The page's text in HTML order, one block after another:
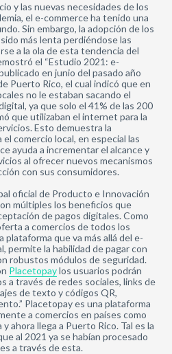
y las nuevas necesidades de los
el e-commerce ha tenido una
Sin embargo, la adopción de los
más lenta perdiéndose las
a la ola de esta tendencia del
el “Estudio 2021: e-
en junio del pasado año
Puerto Rico, el cual indicó que en
no le estaban sacando el
ya que solo el 41% de las 200
que utilizaban el internet para la
Esto demuestra la
comercio local, en especial las
ayuda a incrementar el alcance y
al ofrecer nuevos mecanismos
con sus consumidores.
oficial de Producto e Innovación
múltiples los beneficios que
de pagos digitales. Como
a comercios de todos los
plataforma que va más allá del e-
permite la habilidad de pagar con
robustos módulos de seguridad.
Placetopaylos usuarios podrán
a través de redes sociales, links de
de texto y códigos QR,
Placetopay es una plataforma
a comercios en países como
ahora llega a Puerto Rico. Tal es la
al 2021 ya se habían procesado
a través de esta.